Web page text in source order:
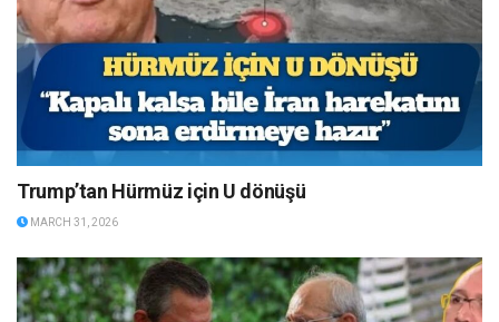
Trump’tan Hürmüz için U dönüşü
MARCH 31, 2026